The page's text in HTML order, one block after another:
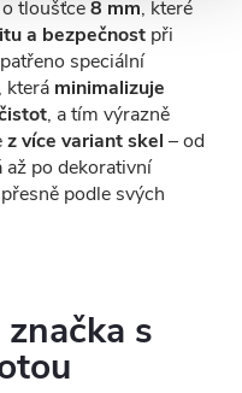
o tloušťce8 mm, které
a bezpečnost při
speciální
, která minimalizuje
, a tím výrazně
z více variant skel – od
po dekorativní
podle svých
s